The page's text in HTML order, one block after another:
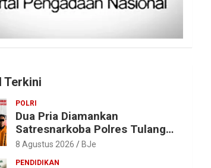
Terkini
POLRI
Dua Pria Diamankan
Satresnarkoba Polres Tulang
Bawang, Sabu 0,85 Gram dan
8 Agustus 2026 BJe
PENDIDIKAN